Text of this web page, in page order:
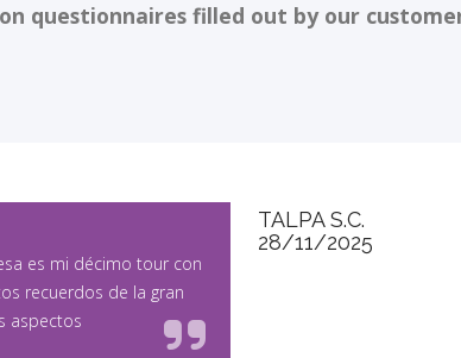
questionnaires filled out by our
es mi décimo tour con
recuerdos de la gran
aspectos
TALPA S.C.
28/11/2025